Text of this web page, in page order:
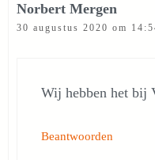
Norbert Mergen
30 augustus 2020 om
Wij hebben het bij
Beantwoorden